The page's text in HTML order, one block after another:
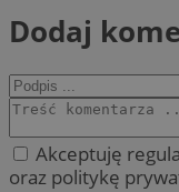
Dodaj
Akceptuję
oraz politykę